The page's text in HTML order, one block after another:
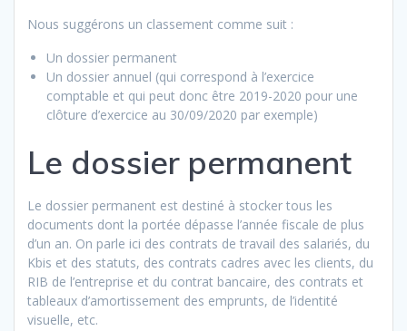
Nous suggérons un classement comme suit :
Un dossier permanent
Un dossier annuel (qui correspond à l’exercice
comptable et qui peut donc être 2019-2020 pour une
clôture d’exercice au 30/09/2020 par exemple)
Le dossier permanent
Le dossier permanent est destiné à stocker tous les
documents dont la portée dépasse l’année fiscale de plus
d’un an. On parle ici des contrats de travail des salariés, du
Kbis et des statuts, des contrats cadres avec les clients, du
RIB de l’entreprise et du contrat bancaire, des contrats et
tableaux d’amortissement des emprunts, de l’identité
visuelle, etc.